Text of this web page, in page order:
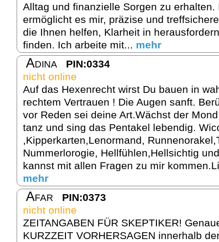
Alltag und finanzielle Sorgen zu
ermöglicht es mir, präzise und
die Ihnen helfen, Klarheit in
finden. Ich arbeite mit... mehr
Adina
PIN:0334
nicht online
Auf das Hexenrecht wirst Du bauen in
rechtem Vertrauen ! Die Augen sanft.
vor Reden sei deine Art.Wächst der
tanz und sing das Pentakel lebendig.
,Kipperkarten,Lenormand,
Nummerlorogie, Hellfühlen,Hellsichtig
kannst mit allen Fragen zu mir
mehr
Afar
PIN:0373
nicht online
ZEITANGABEN FÜR SKEPTIKER!
KURZZEIT VORHERSAGEN innerhalb